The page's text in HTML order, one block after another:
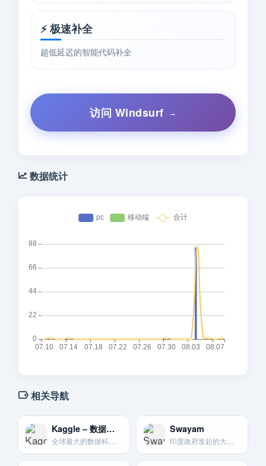
⚡ 极速补全
超低延迟的智能代码补全
访问 Windsurf
数据统计
相关导航
Kaggle – 数据科学竞赛圣地
全球最大的数据科学家社区和竞赛平台，提供丰富的数据集和学习资源。
Swayam
印度政府发起的大规模开放在线课程平台，旨在普及教育。